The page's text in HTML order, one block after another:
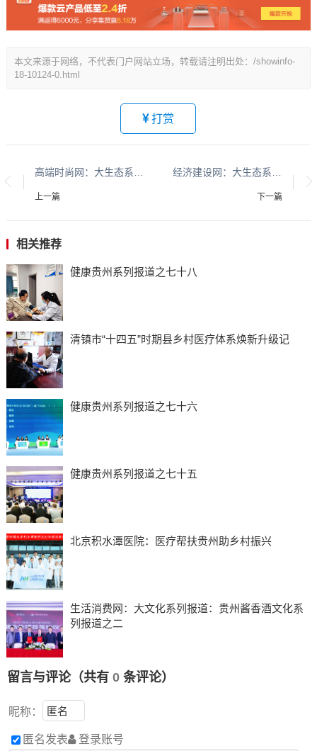
本文来源于网络，不代表门户网站立场，转载请注明出处：/showinfo-
18-10124-0.html
打赏
上一篇 下一篇
相关推荐
健康贵州系列报道之七十八
清镇市“十四五”时期县乡村医疗体系焕新升级记
健康贵州系列报道之七十六
健康贵州系列报道之七十五
北京积水潭医院：医疗帮扶贵州助乡村振兴
生活消费网：大文化系列报道：贵州酱香酒文化系
列报道之二
留言与评论（共有 0条评论）
昵称：
匿名发表 登录账号